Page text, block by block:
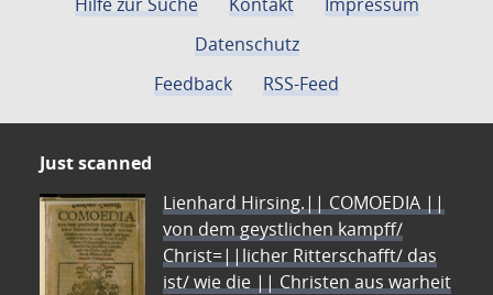
Datenschutz
Feedback
RSS-Feed
Just scanned
Lienhard Hirsing.|| COMOEDIA ||
von dem geystlichen kampff/
Christ=||licher Ritterschafft/ das
ist/ wie die || Christen aus warheit